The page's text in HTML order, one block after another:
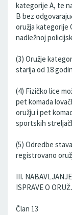
kategorije A, te
B bez
oružja kategorije
nadležnoj
(3) Oružje
starija od 18
(4) Fizičko lice
pet komada
oružju i pet
sportskih
(5) Odredbe
registrovano
III.
ISPRAVE O
Član 13